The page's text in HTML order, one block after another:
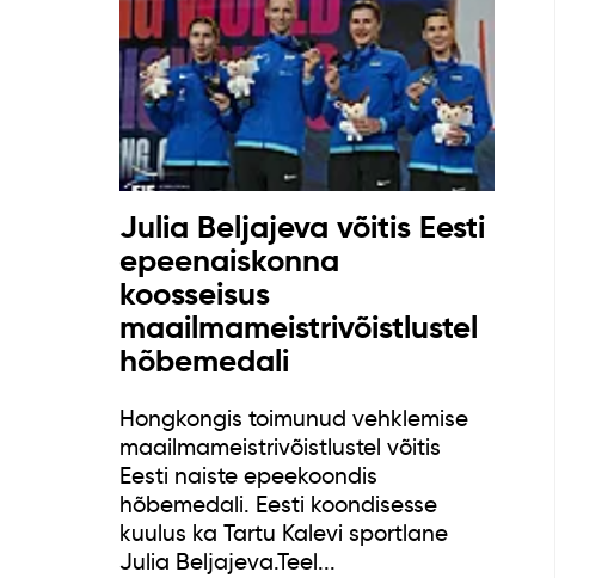
Julia Beljajeva võitis Eesti
epeenaiskonna
koosseisus
maailmameistrivõistlustel
hõbemedali
Hongkongis toimunud vehklemise
maailmameistrivõistlustel võitis
Eesti naiste epeekoondis
hõbemedali. Eesti koondisesse
kuulus ka Tartu Kalevi sportlane
Julia Beljajeva.Teel...